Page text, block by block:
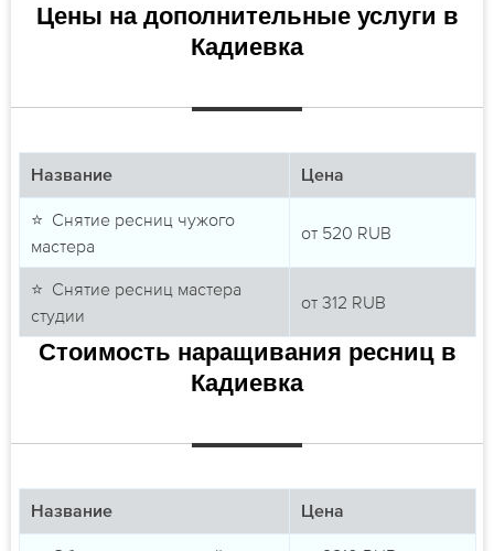
Цены на дополнительные услуги в
Кадиевка
Название Цена
⭐ Снятие ресниц чужого
мастера
от 520 RUB
⭐ Снятие ресниц мастера
студии
от 312 RUB
Стоимость наращивания ресниц в
Кадиевка
Название Цена